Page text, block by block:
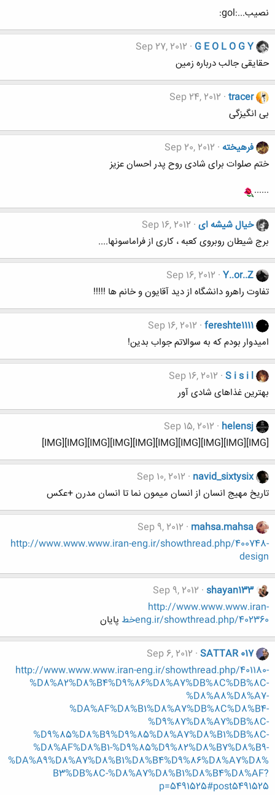
نصیب...:gol:
G E O L O G Y
Sep 27, 2012
حقایقی جالب درباره زمین
tracer
Sep 24, 2012
بی انگیزگی
فرهيخته Sep 20, 2012
ختم صلوات برای شادی روح پدر احسان عزیز
......
خیال شیشه ای Sep 16, 2012
برج شیطان روبروی کعبه ، کاری از فراماسونها....
Y..or..Z
Sep 16, 2012
تفاوت راهرو دانشگاه از دید آقایون و خانم ها !!!!!
fereshte1111
Sep 16, 2012
امیدوار بودم که به سوالاتم جواب بدین!
S i s i l
Sep 16, 2012
بهترین غذاهای شادی آور
helensj
Sep 15, 2012
[IMG][IMG][IMG][IMG][IMG][IMG][IMG][IMG][IMG][IMG]
navid_sixtysix
Sep 10, 2012
تاریخ مهیج انسان از انسان میمون نما تا انسان مدرن +عکس
mahsa.mahsa
Sep 9, 2012
http://www.www.www.iran-eng.ir/showthread.php/400748-
design
shayan133
Sep 9, 2012
http://www.www.www.iran-
eng.ir/showthread.php/402360خط
پایان
SATTAR 017
Sep 6, 2012
http://www.www.www.iran-eng.ir/showthread.php/401180-
%D8%A2%D8%B4%D9%86%D8%A7%DB%8C%DB%8C-
%D8%A8%D8%A7-
%DA%AF%D8%B1%D8%A7%DB%8C%D8%B4-
%D9%87%D8%A7%DB%8C-
%D9%85%D8%B9%D9%85%D8%A7%D8%B1%DB%8C-
%D8%AF%D8%B1-%D9%85%D9%82%D8%B7%D8%B9-
%DA%A9%D8%A7%D8%B1%D8%B4%D9%86%D8%A7%D8%
B3%DB%8C-%D8%A7%D8%B1%D8%B4%D8%AF?
p=5491525#post5491525